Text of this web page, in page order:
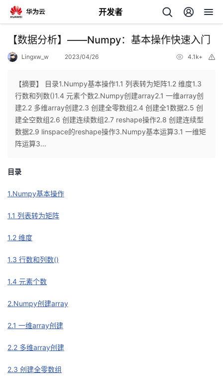
开发者
返
个
人
主
页
我
的
开
发
者
我
【数据分析】——Numpy：基本操作快速入门
Lingxw_w 2023/04/26 4.1k+
【摘要】 ​目录1.Numpy基本操作1.1 列表转为矩阵1.2 维度1.3
行数和列数()1.4 元素个数2.Numpy创建array2.1 一维array创
建2.2 多维array创建2.3 创建全零数组2.4 创建全1数据2.5 创
建全空数组2.6 创建连续数组2.7 reshape操作2.8 创建连续型
数据2.9 linspace的reshape操作3.Numpy基本运算3.1 一维矩
阵运算3...
目录
1.Numpy基本操作
1.1 列表转为矩阵
1.2 维度
1.3 行数和列数()
1.4 元素个数
2.Numpy创建array
2.1 一维array创建
2.2 多维array创建
2.3 创建全零数组